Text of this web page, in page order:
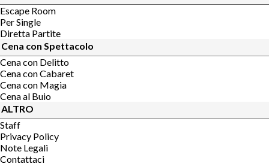
Escape Room
Per Single
Diretta Partite
Cena con Spettacolo
Cena con Delitto
Cena con Cabaret
Cena con Magia
Cena al Buio
ALTRO
Staff
Privacy Policy
Note Legali
Contattaci